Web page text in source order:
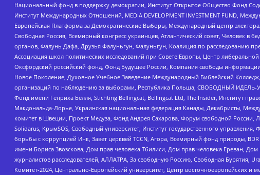
Национальный фонд в поддержку демократии, Институт Открытое Общество Фонд
Институт Международных Отношений, MEDIA DEVELOPMENT INVESTMENT FUND,
Европейская Платформа за Демократические Выборы, Международный центр
Свободная Россия, Всемирный конгресс украинцев, Атлантический совет, Человек
органов, Фалунь Дафа, Друзья Фалуньгун, Фалуньгун, Коалиция по расследованию
Ассоциация школ политических исследований при Совете Европы, Центр
Оксфордский российский фонд, Фонд Будущее России, Компания свободы
Новое Поколение, Духовное Учебное Заведение Международный Библейский
организаций по наблюдению за выборами, Республика Польша, СВОБОДНЫЙ ИДЕЛЬ-
Фонд имени Генриха Бёлля, Stichting Bellingcat, Bellingcat Ltd, The Insider, Институт
Макдональда-Лорье, Украинская национальная федерация Канады, Декабристы,
комитет в Швеции, Проект Медуза, Фонд Андрея Сахарова, Форум свободной
Solidarus, КрымSOS, Свободный университет, Институт государственного
борьбы с коррупцией Инк, Завет церквей TCCN, Агора, Всемирный фонд природы,
имени Бориса Звозскова, Дом прав человека Тбилиси, Дом прав человека Ереван,
журналистов расследователей, АЛЛАТРА, За свободную Россию, Свободная Бурятия,
Комитет-2024, Центрально-Европейский университет, Центр восточноевропейских